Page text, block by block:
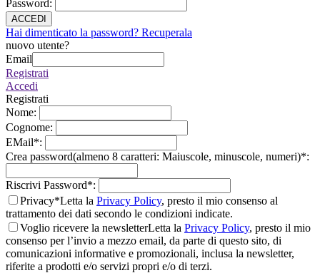
Password:
ACCEDI
Hai dimenticato la password? Recuperala
nuovo utente?
Email
Registrati
Accedi
Registrati
Nome:
Cognome:
EMail*:
Crea password(almeno 8 caratteri: Maiuscole, minuscole, numeri)*:
Riscrivi Password*:
Privacy*Letta la Privacy Policy, presto il mio consenso al
trattamento dei dati secondo le condizioni indicate.
Voglio ricevere la newsletterLetta la Privacy Policy, presto il mio
consenso per l’invio a mezzo email, da parte di questo sito, di
comunicazioni informative e promozionali, inclusa la newsletter,
riferite a prodotti e/o servizi propri e/o di terzi.